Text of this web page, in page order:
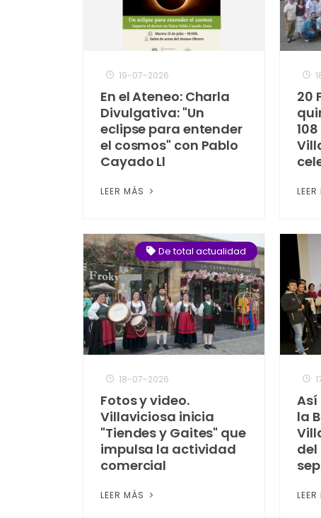
19-07-2026
En el Ateneo: Charla
Divulgativa: "Un
eclipse para entender
el cosmos" con Pablo
Cayado Ll
LEER MÁS
20
De total actualidad
18-07-2026
Fotos y video.
Villaviciosa inicia
"Tiendes y Gaites" que
impulsa la actividad
comercial
LEER MÁS
Así
la
del